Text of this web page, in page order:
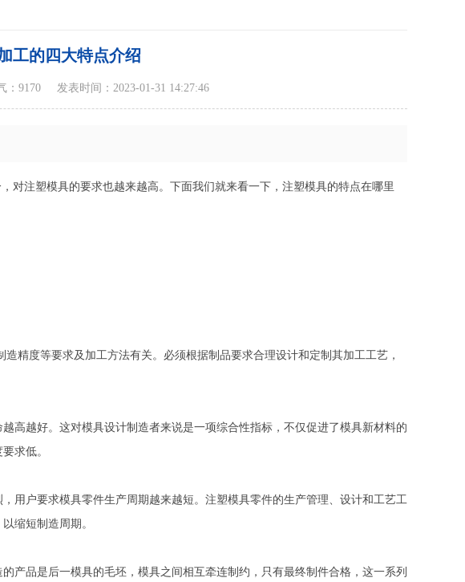
工的四大特点介绍
：9170 发表时间：2023-01-31 14:27:46
对注塑模具的要求也越来越高。下面我们就来看一下，注塑模具的特点在哪里
精度等要求及加工方法有关。必须根据制品要求合理设计和定制其加工工艺，
高越好。这对模具设计制造者来说是一项综合性指标，不仅促进了模具新材料的
求低。
用户要求模具零件生产周期越来越短。注塑模具零件的生产管理、设计和工艺工
缩短制造周期。
产品是后一模具的毛坯，模具之间相互牵连制约，只有最终制件合格，这一系列